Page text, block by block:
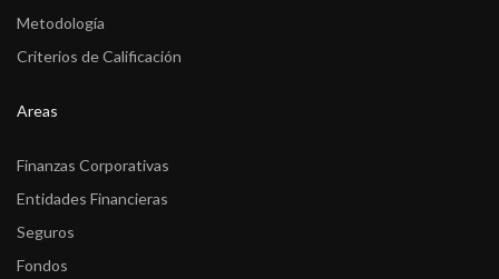
Metodología
Criterios de Calificación
Areas
Finanzas Corporativas
Entidades Financieras
Seguros
Fondos